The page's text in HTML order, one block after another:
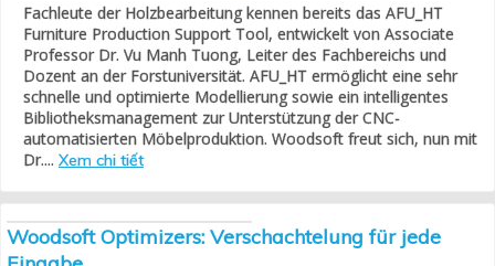
Fachleute der Holzbearbeitung kennen bereits das AFU_HT
Furniture Production Support Tool, entwickelt von Associate
Professor Dr. Vu Manh Tuong, Leiter des Fachbereichs und
Dozent an der Forstuniversität. AFU_HT ermöglicht eine sehr
schnelle und optimierte Modellierung sowie ein intelligentes
Bibliotheksmanagement zur Unterstützung der CNC-
automatisierten Möbelproduktion. Woodsoft freut sich, nun mit
Dr.... Xem chi tiết
Woodsoft Optimizers: Verschachtelung für jede